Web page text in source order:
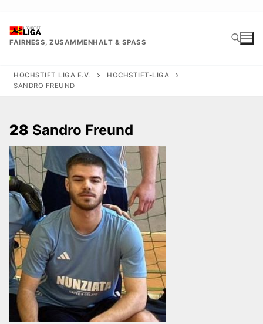
springen
FAIRNESS, ZUSAMMENHALT & SPASS
HOCHSTIFT LIGA E.V.
HOCHSTIFT-LIGA
SANDRO FREUND
28 Sandro Freund